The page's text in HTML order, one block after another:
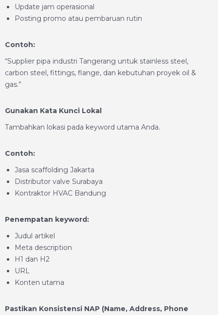
Update jam operasional
Posting promo atau pembaruan rutin
Contoh:
“Supplier pipa industri Tangerang untuk stainless steel,
carbon steel, fittings, flange, dan kebutuhan proyek oil &
gas.”
Gunakan Kata Kunci Lokal
Tambahkan lokasi pada keyword utama Anda.
Contoh:
Jasa scaffolding Jakarta
Distributor valve Surabaya
Kontraktor HVAC Bandung
Penempatan keyword:
Judul artikel
Meta description
H1 dan H2
URL
Konten utama
Pastikan Konsistensi NAP (Name, Address, Phone